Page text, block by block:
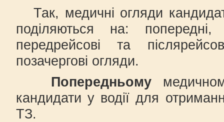
Так, медичні огляди
поділяються на: попередні,
передрейсові та
позачергові огляди.
Попередньому
кандидати у водії для
ТЗ.